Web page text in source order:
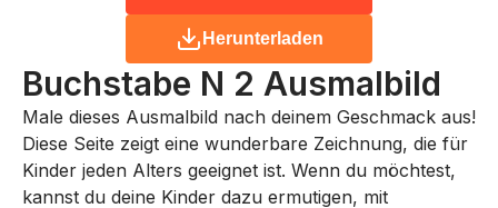
Herunterladen
Buchstabe N 2 Ausmalbild
Male dieses Ausmalbild nach deinem Geschmack aus!
Diese Seite zeigt eine wunderbare Zeichnung, die für
Kinder jeden Alters geeignet ist. Wenn du möchtest,
kannst du deine Kinder dazu ermutigen, mit